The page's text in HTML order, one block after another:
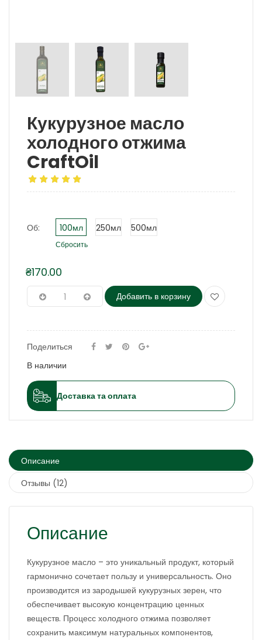
Кукурузное масло
холодного отжима
CraftOil
Об: 100мл 250мл 500мл
Сбросить
₴170.00
Добавить в корзину
Поделиться
В наличии
Доставка та оплата
Описание
Отзывы (12)
Описание
Кукурузное масло – это уникальный продукт, который
гармонично сочетает пользу и универсальность. Оно
производится из зародышей кукурузных зерен, что
обеспечивает высокую концентрацию ценных
веществ. Процесс холодного отжима позволяет
сохранить максимум натуральных компонентов,